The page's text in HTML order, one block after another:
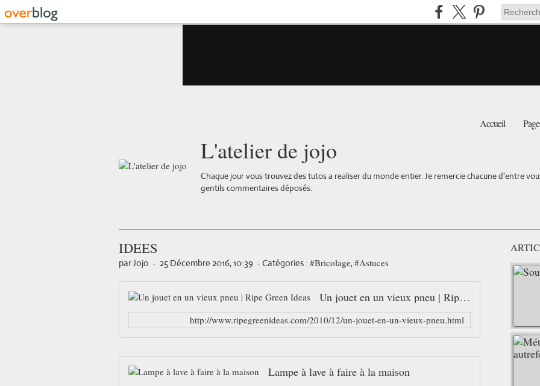
Accueil
L'atelier de jojo
Chaque jour vous trouvez des tutos a realiser du monde entier. Je remercie chacune d'entre
gentils commentaires déposés.
IDEES
par Jojo - 25 Décembre 2016, 10:39 - Catégories : #Bricolage,#Astuces
Un jouet en un vieux pneu | Ripe Green Ideas
http://www.ripegreenideas.com/2010/12/un-jouet-en-un-vieux-pneu.html
Lampe à lave à faire à la maison